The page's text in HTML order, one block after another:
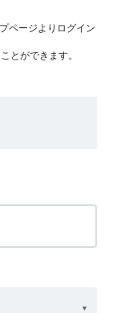
ページよりログイン
とができます。